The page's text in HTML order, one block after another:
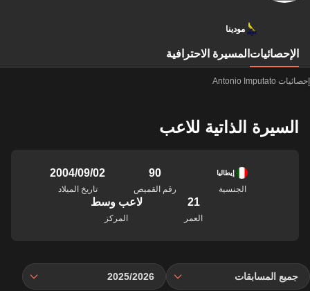
مودينا
الإحصائيات المسيرة الاحترافية
إحصائيات Antonio Imputato
السيرة الذاتية للاعب
إيطاليا
الجنسية
90
رقم القميص
02‏/09‏/2004
تاريخ الميلاد
21
العمر
لاعب وسط
المركز
جميع المسابقات 2025/2026